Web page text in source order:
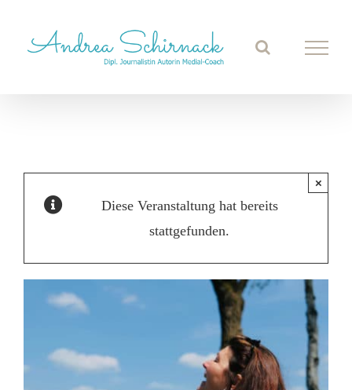
Inhalt
Diese Veranstaltung hat bereits
stattgefunden.
×